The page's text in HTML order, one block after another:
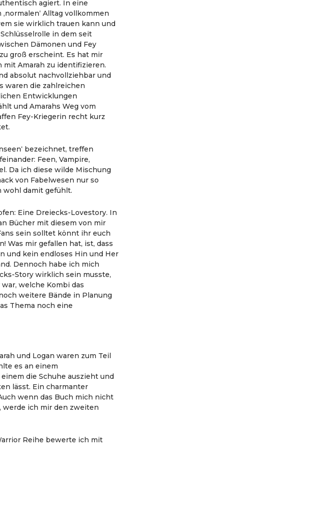
agiert. In eine
Alltag vollkommen
sie wirklich trauen kann und
in dem seit
Dämonen und Fey
groß erscheint. Es hat mir
Amarah zu identifizieren.
absolut nachvollziehbar und
waren die zahlreichen
Entwicklungen
und Amarahs Weg vom
Fey-Kriegerin recht kurz
bezeichnet, treffen
Feen, Vampire,
Da ich diese wilde Mischung
von Fabelwesen nur so
wohl damit gefühlt.
Eine Dreiecks-Lovestory. In
Bücher mit diesem von mir
sein solltet könnt ihr euch
Was mir gefallen hat, ist, dass
und kein endloses Hin und Her
Dennoch habe ich mich
Story wirklich sein musste,
welche Kombi das
weitere Bände in Planung
Thema noch eine
und Logan waren zum Teil
es an einem
die Schuhe auszieht und
lässt. Ein charmanter
wenn das Buch mich nicht
ich mir den zweiten
Reihe bewerte ich mit